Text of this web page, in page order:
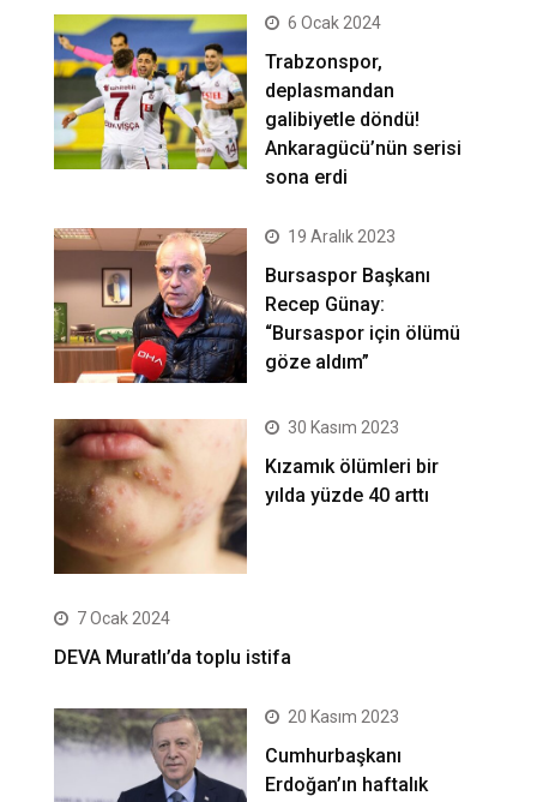
6 Ocak 2024
Trabzonspor,
deplasmandan
galibiyetle döndü!
Ankaragücü’nün serisi
sona erdi
19 Aralık 2023
Bursaspor Başkanı
Recep Günay:
“Bursaspor için ölümü
göze aldım”
30 Kasım 2023
Kızamık ölümleri bir
yılda yüzde 40 arttı
7 Ocak 2024
DEVA Muratlı’da toplu istifa
20 Kasım 2023
Cumhurbaşkanı
Erdoğan’ın haftalık